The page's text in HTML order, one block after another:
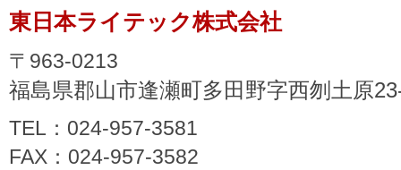
東日本ライテック株式会社
〒963-0213
福島県郡山市逢瀬町多田野字西刎土原
TEL：024-957-3581
FAX：024-957-3582